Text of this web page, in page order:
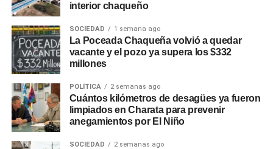
interior chaqueño
SOCIEDAD 1 semana ago
La Poceada Chaqueña volvió a quedar
vacante y el pozo ya supera los $332
millones
POLÍTICA 2 semanas ago
Cuántos kilómetros de desagües ya fueron
limpiados en Charata para prevenir
anegamientos por El Niño
SOCIEDAD 2 semanas ago